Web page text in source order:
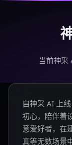
当前神采
自神采 AI 上
初心，陪伴着
意爱好者，在
真等无数场景